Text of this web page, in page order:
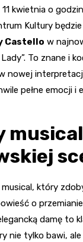
kwietnia o
Kultury
Castello w
To znane i
nowej
pełne emocji
musical, który
o
damę to
nie tylko bawi,